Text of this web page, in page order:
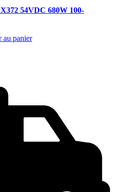
54VDC 680W 100-
au panier